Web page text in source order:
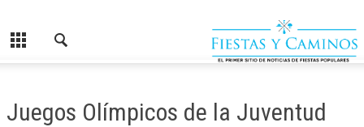
Juegos Olímpicos de la Juventud